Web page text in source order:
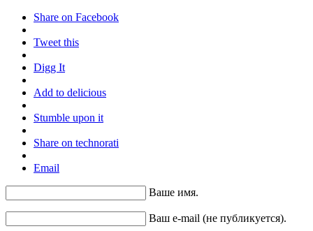
Share on Facebook
Tweet this
Digg It
Add to delicious
Stumble upon it
Share on technorati
Email
Ваше имя.
Ваш e-mail (не публикуется).